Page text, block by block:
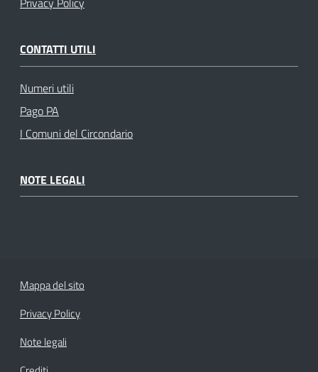
CONTATTI UTILI
Numeri utili
Pago PA
I Comuni del Circondario
NOTE LEGALI
Mappa del sito
Privacy Policy
Note legali